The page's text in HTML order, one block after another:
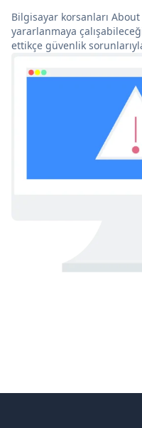
Bilgisayar korsanları
yararlanmaya
ettikçe güvenlik